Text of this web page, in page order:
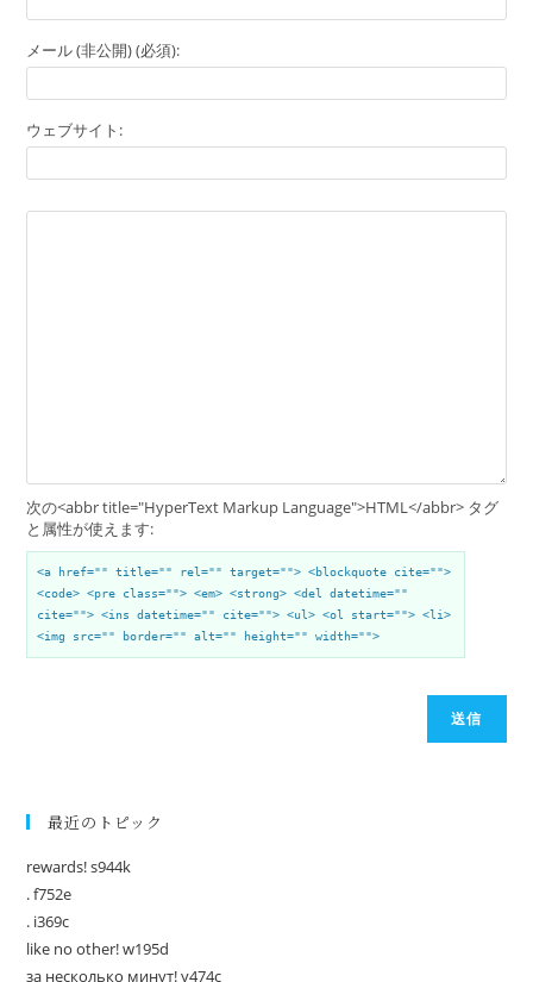
メール (非公開) (必須):
ウェブサイト:
次の<abbr title="HyperText Markup Language">HTML</abbr> タグ
と属性が使えます:
<a href="" title="" rel="" target=""> <blockquote cite="">
<code> <pre class=""> <em> <strong> <del datetime=""
cite=""> <ins datetime="" cite=""> <ul> <ol start=""> <li>
<img src="" border="" alt="" height="" width="">
送信
最近のトピック
rewards! s944k
. f752e
. i369c
like no other! w195d
за несколько минут! y474c